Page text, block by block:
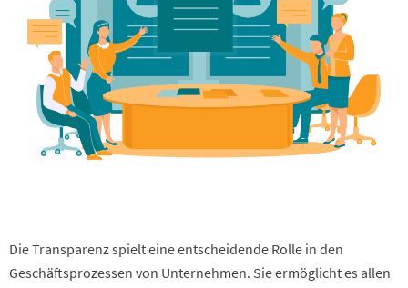
Die Transparenz spielt eine entscheidende Rolle in den
Geschäftsprozessen von Unternehmen. Sie ermöglicht es allen